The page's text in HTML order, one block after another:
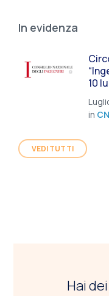
In evidenza
10
in
VEDI TUTTI
Hai